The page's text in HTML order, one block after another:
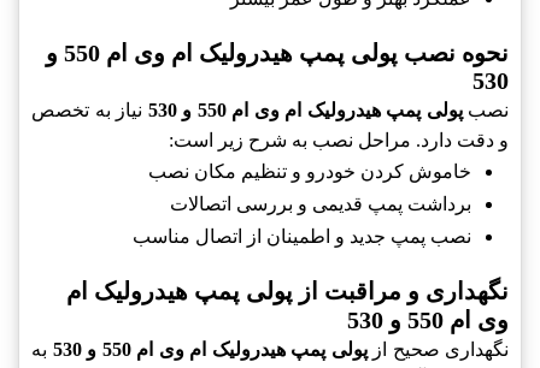
نحوه نصب پولی پمپ هیدرولیک ام وی ام 550 و
530
نصبپولی پمپ هیدرولیک ام وی ام 550 و 530
نیاز به تخصص
و دقت دارد. مراحل نصب به شرح زیر است:
خاموش کردن خودرو و تنظیم مکان نصب
برداشت پمپ قدیمی و بررسی اتصالات
نصب پمپ جدید و اطمینان از اتصال مناسب
نگهداری و مراقبت از پولی پمپ هیدرولیک ام
وی ام 550 و 530
نگهداری صحیح ازپولی پمپ هیدرولیک ام وی ام 550 و 530
به